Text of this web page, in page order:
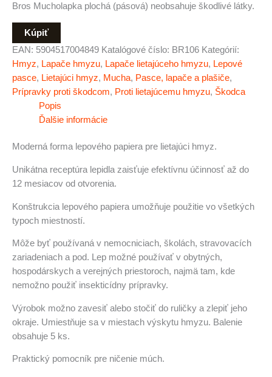
Bros Mucholapka plochá (pásová) neobsahuje škodlivé látky.
Kúpiť
EAN: 5904517004849 Katalógové číslo: BR106 Kategórií:
Hmyz, Lapače hmyzu, Lapače lietajúceho hmyzu, Lepové
pasce, Lietajúci hmyz, Mucha, Pasce, lapače a plašiče,
Prípravky proti škodcom, Proti lietajúcemu hmyzu, Škodca
Popis
Ďalšie informácie
Moderná forma lepového papiera pre lietajúci hmyz.
Unikátna receptúra lepidla zaisťuje efektívnu účinnosť až do
12 mesiacov od otvorenia.
Konštrukcia lepového papiera umožňuje použitie vo všetkých
typoch miestností.
Môže byť používaná v nemocniciach, školách, stravovacích
zariadeniach a pod. Lep možné používať v obytných,
hospodárskych a verejných priestoroch, najmä tam, kde
nemožno použiť insekticídny prípravky.
Výrobok možno zavesiť alebo stočiť do ruličky a zlepiť jeho
okraje. Umiestňuje sa v miestach výskytu hmyzu. Balenie
obsahuje 5 ks.
Praktický pomocník pre ničenie múch.